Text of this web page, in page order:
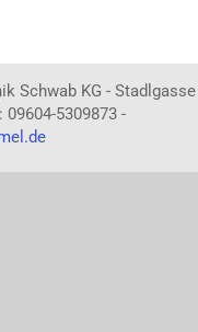
Schwab KG - Stadlgasse
5309873 -